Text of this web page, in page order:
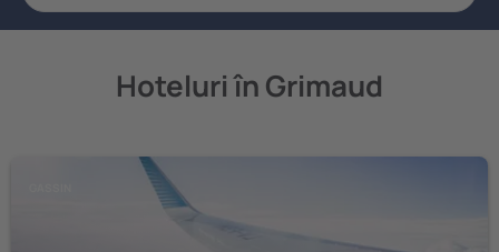
Hoteluri în Grimaud